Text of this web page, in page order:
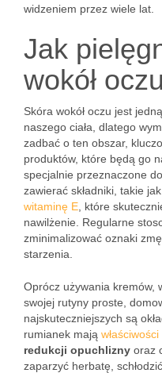
widzeniem przez wiele lat.
Jak
wokół
Skóra wokół oczu jest
naszego ciała, dlatego
zadbać o ten obszar,
produktów, które będą go
specjalnie przeznaczone
zawierać składniki, takie
witaminę E , które
nawilżenie. Regularne
zminimalizować oznaki
starzenia.
Oprócz używania kremów,
swojej rutyny proste,
najskuteczniejszych są
rumianek mają właściwości
redukcji opuchlizny oraz
zaparzyć herbatę,